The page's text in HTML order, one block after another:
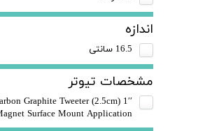
اندازه
16.5 سانتی
مشخصات تیوتر
Carbon Graphite Tweeter
Surface Mount Application